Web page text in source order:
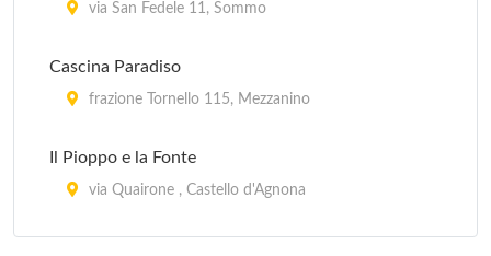
via San Fedele 11, Sommo
Cascina Paradiso
frazione Tornello 115, Mezzanino
Il Pioppo e la Fonte
via Quairone , Castello d'Agnona